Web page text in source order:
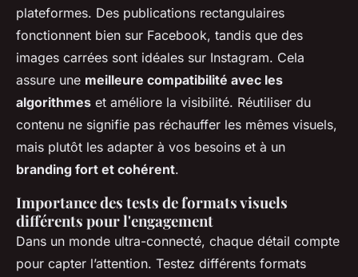
plateformes. Des publications rectangulaires
fonctionnent bien sur Facebook, tandis que des
images carrées sont idéales sur Instagram. Cela
assure une meilleure compatibilité avec les
algorithmes et améliore la visibilité. Réutiliser du
contenu ne signifie pas réchauffer les mêmes visuels,
mais plutôt les adapter à vos besoins et à un
branding fort et cohérent.
Importance des tests de formats visuels
différents pour l'engagement
Dans un monde ultra-connecté, chaque détail compte
pour capter l’attention. Testez différents formats